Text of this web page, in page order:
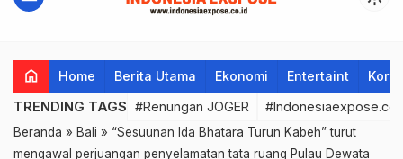
home Home Berita Utama Ekonomi Entertaint
TRENDING TAGS #Renungan JOGER
Beranda » Bali » “Sesuunan Ida Bhatara Turun Kabeh” turut
mengawal perjuangan penyelamatan tata ruang Pulau Dewata